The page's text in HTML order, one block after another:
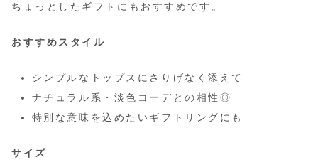
ちょっとしたギフトにもおすすめです。
おすすめスタイル
シンプルなトップスにさりげなく添えて
ナチュラル系・淡色コーデとの相性◎
特別な意味を込めたいギフトリングにも
サイズ